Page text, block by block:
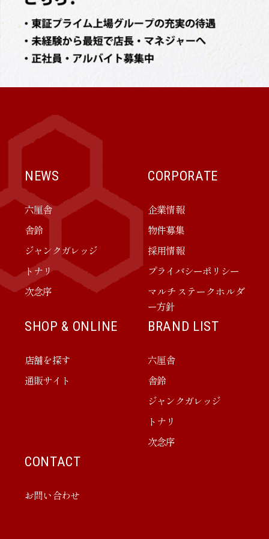
NEWS
六厘舎
舎鈴
ジャンクガレッジ
トナリ
次念序
CORPORATE
企業情報
物件募集
採用情報
プライバシーポリシー
マルチステークホルダ
ー方針
SHOP & ONLINE
店舗を探す
通販サイト
BRAND LIST
六厘舎
舎鈴
ジャンクガレッジ
トナリ
次念序
CONTACT
お問い合わせ